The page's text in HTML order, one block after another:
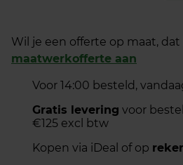
Wil je een offerte op maat, dat
maatwerkofferte aan
Voor 14:00 besteld,
Gratis levering voor
€125 excl btw
Kopen via iDeal of op